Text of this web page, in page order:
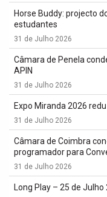
Horse Buddy: projecto
estudantes
31 de Julho 2026
Câmara de Penela
APIN
31 de Julho 2026
Expo Miranda 2026
31 de Julho 2026
Câmara de Coimbra
programador para
31 de Julho 2026
Long Play – 25 de Julho